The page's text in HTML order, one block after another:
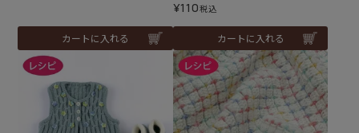
カートに入れる
¥110税込
カートに入れる